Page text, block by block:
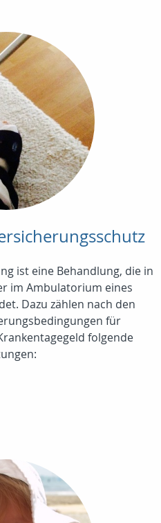
ist eine Behandlung, die in
im Ambulatorium eines
Dazu zählen nach den
für
folgende